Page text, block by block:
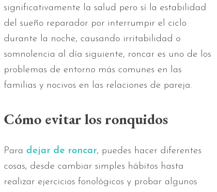
significativamente la salud pero sí la estabilidad
del sueño reparador por interrumpir el ciclo
durante la noche, causando irritabilidad o
somnolencia al día siguiente, roncar es uno de los
problemas de entorno más comunes en las
familias y nocivos en las relaciones de pareja.
Cómo evitar los ronquidos
Para dejar de roncar, puedes hacer diferentes
cosas, desde cambiar simples hábitos hasta
realizar ejercicios fonológicos y probar algunos